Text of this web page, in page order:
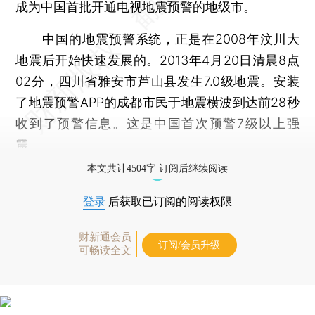
成为中国首批开通电视地震预警的地级市。
中国的地震预警系统，正是在2008年汶川大
地震后开始快速发展的。2013年4月20日清晨8点
02分，四川省雅安市芦山县发生7.0级地震。安装
了地震预警APP的成都市民于地震横波到达前28秒
收到了预警信息。这是中国首次预警7级以上强
震。
本文共计4504字 订阅后继续阅读
登录 后获取已订阅的阅读权限
财新通会员
可畅读全文
订阅/会员升级